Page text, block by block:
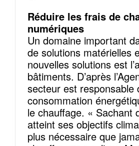
Réduire les frais de
numériques
Un domaine important
de solutions matérielles
nouvelles solutions est
bâtiments. D’après
secteur est responsable
consommation
le chauffage. « Sachant
atteint ses objectifs
plus nécessaire que